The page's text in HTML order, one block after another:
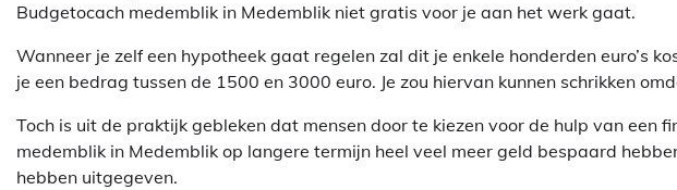
Budgetocach medemblik in Medemblik niet gratis voor je aan het werk gaat.
Wanneer je zelf een hypotheek gaat regelen zal dit je enkele honderden euro’s
je een bedrag tussen de 1500 en 3000 euro. Je zou hiervan kunnen schrikken
Toch is uit de praktijk gebleken dat mensen door te kiezen voor de hulp van een
medemblik in Medemblik op langere termijn heel veel meer geld bespaard
hebben uitgegeven.